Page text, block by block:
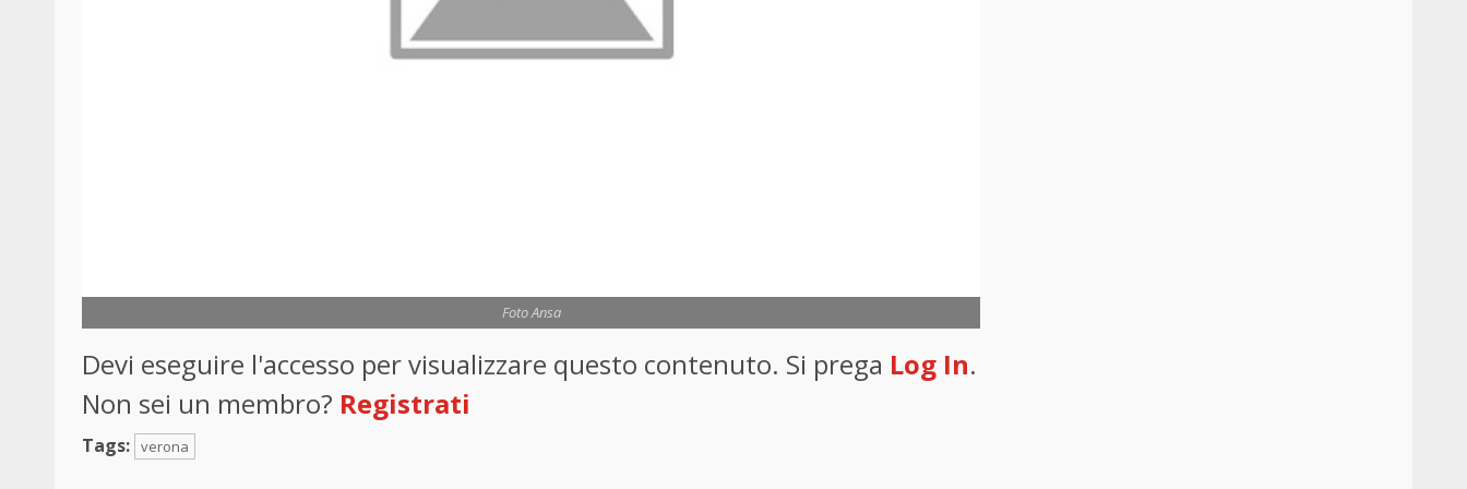
Foto Ansa
Devi eseguire l'accesso per visualizzare questo contenuto. Si prega Log In.
Non sei un membro? Registrati
Tags: verona